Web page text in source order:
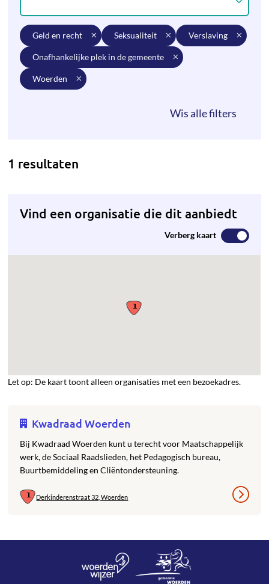
geld en recht seksualiteit verslaving
onafhankelijke plek in de gemeente
woerden
1 resultaten
Vind een organisatie die dit aanbiedt
Verberg kaart
Let op: De kaart toont alleen organisaties met een bezoekadres.
Kwadraad Woerden
Bij Kwadraad Woerden kunt u terecht voor Maatschappelijk
werk, de Sociaal Raadslieden, het Pedagogisch bureau,
Buurtbemiddeling en Cliëntondersteuning.
Derkinderenstraat 32, Woerden